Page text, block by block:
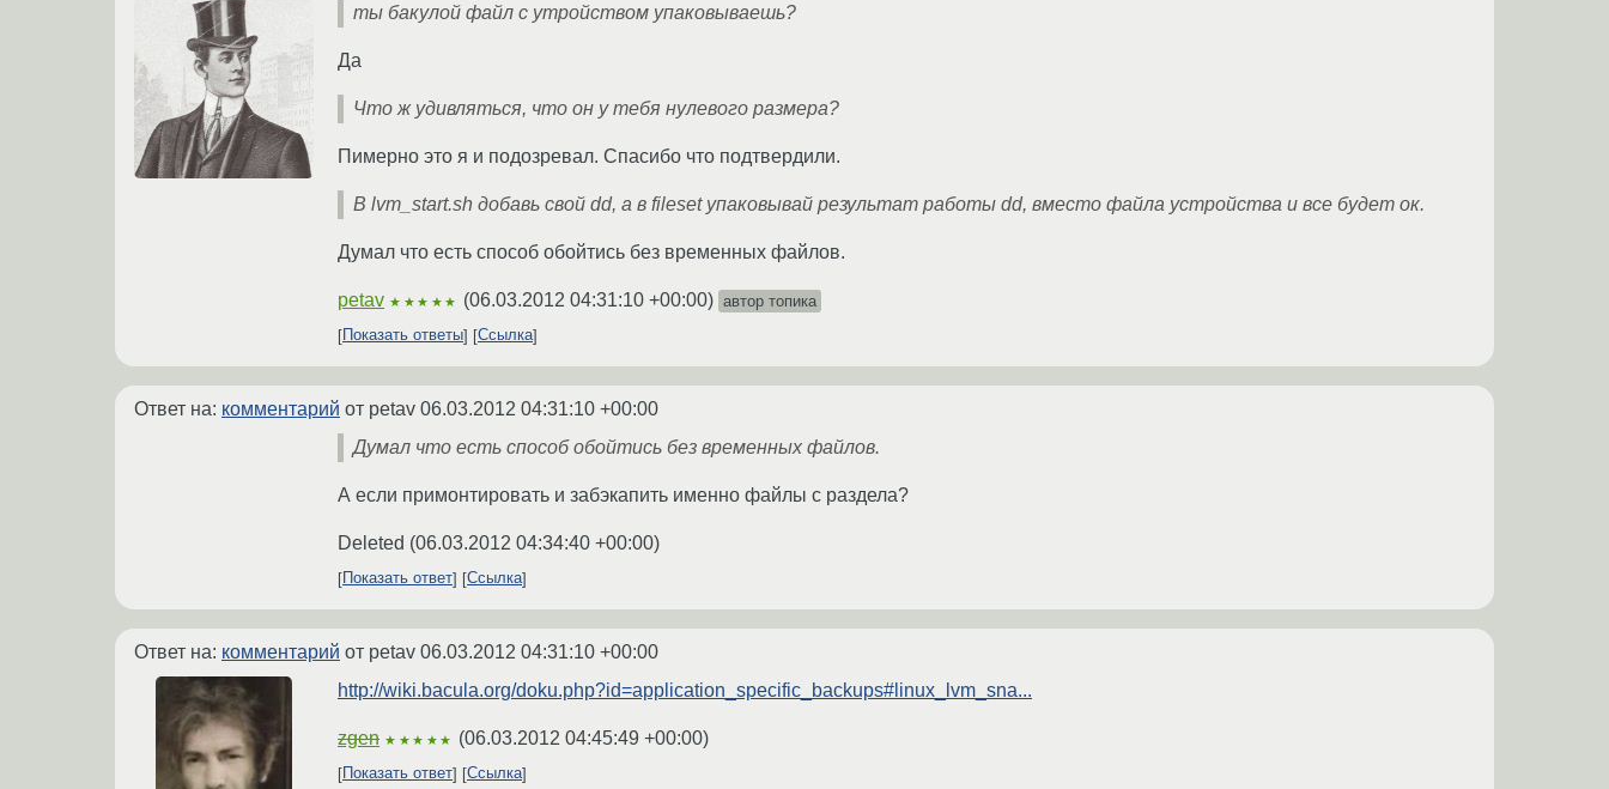
ты бакулой файл с утройством упаковываешь?
Да
Что ж удивляться, что он у тебя нулевого размера?
Пимерно это я и подозревал. Спасибо что подтвердили.
В lvm_start.sh добавь свой dd, а в fileset упаковывай результат работы dd, вместо файла устройства и все будет ок.
Думал что есть способ обойтись без временных файлов.
petav ★★★★★ (06.03.2012 04:31:10 +00:00) автор топика
Показать ответы
Ссылка
Ответ на: комментарий от petav 06.03.2012 04:31:10 +00:00
Думал что есть способ обойтись без временных файлов.
А если примонтировать и забэкапить именно файлы с раздела?
Deleted (06.03.2012 04:34:40 +00:00)
Показать ответ Ссылка
Ответ на: комментарий от petav 06.03.2012 04:31:10 +00:00
http://wiki.bacula.org/doku.php?id=application_specific_backups#linux_lvm_sna...
zgen ★★★★★ (06.03.2012 04:45:49 +00:00)
Показать ответ Ссылка